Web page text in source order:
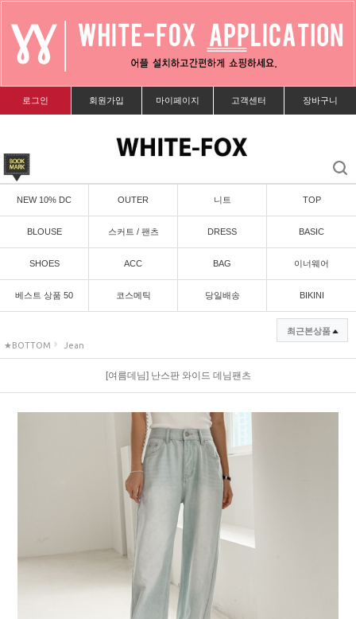
로그인 회원가입 마이페이지 고객센터 장바구니
NEW 10% DC OUTER 니트 TOP
BLOUSE 스커트 / 팬츠 DRESS BASIC
SHOES ACC BAG 이너웨어
베스트 상품 50 코스메틱 당일배송 BIKINI
★BOTTOM Jean
최근본상품
[여름데님] 난스판 와이드 데님팬츠